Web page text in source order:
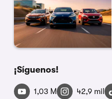
¡Síguenos!
1,03 M 42,9 mil